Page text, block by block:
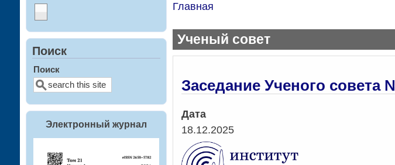
Главная
Ученый совет
Заседание Ученого совета
Дата
18.12.2025
Поиск
Поиск
Электронный журнал